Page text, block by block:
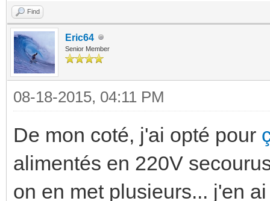
Find
Eric64
Senior Member
08-18-2015, 04:11 PM
De mon coté, j'ai opté pour
alimentés en 220V
on en met plusieurs... j'en